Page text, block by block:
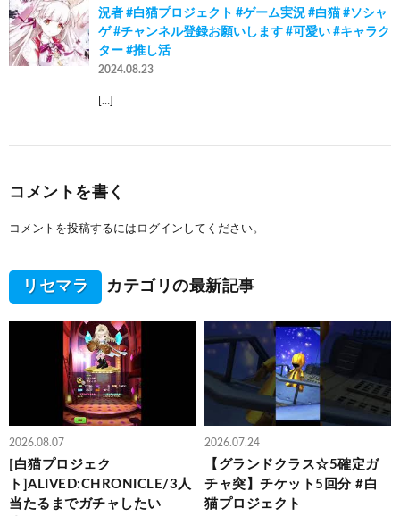
況者 #白猫プロジェクト #ゲーム実況 #白猫 #ソシャ
ゲ #チャンネル登録お願いします #可愛い #キャラク
ター #推し活
2024.08.23
[…]
コメントを書く
コメントを投稿するには ログイン してください。
リセマラ カテゴリの最新記事
2026.08.07
[白猫プロジェク
ト]ALIVED:CHRONICLE/3人
当たるまでガチャしたい
2026.07.24
【グランドクラス☆5確定ガ
チャ突】チケット5回分 #白
猫プロジェクト